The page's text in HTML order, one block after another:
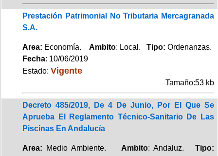
Prestación Patrimonial No Tributaria Mercagranada
S.A.
Area: Economía. Ambito: Local. Tipo: Ordenanzas.
Fecha: 10/06/2019
Estado: Vigente
Tamaño:53 kb
Decreto 485/2019, De 4 De Junio, Por El Que Se
Aprueba El Reglamento Técnico-Sanitario De Las
Piscinas En Andalucía
Area: Medio Ambiente. Ambito: Andaluz.Tipo: